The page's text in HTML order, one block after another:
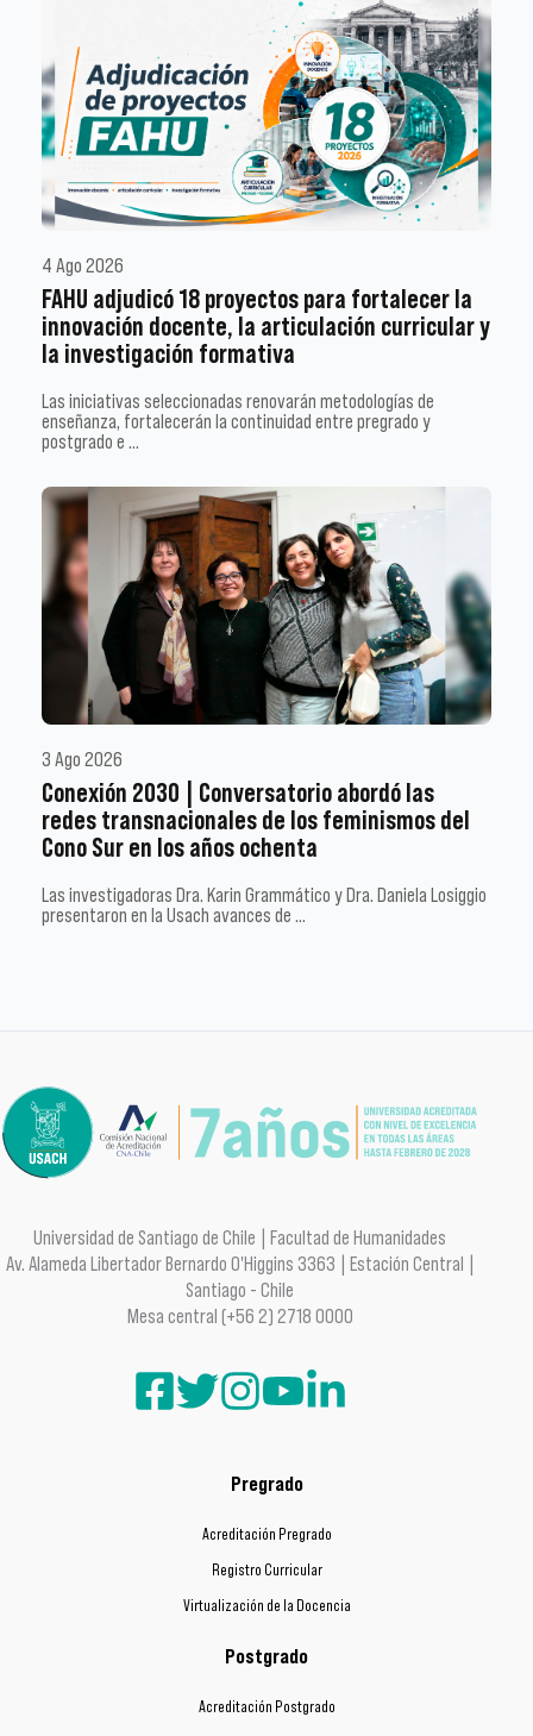
4 Ago 2026
FAHU adjudicó 18 proyectos para fortalecer la
innovación docente, la articulación curricular y
la investigación formativa
Las iniciativas seleccionadas renovarán metodologías de
enseñanza, fortalecerán la continuidad entre pregrado y
postgrado e …
3 Ago 2026
Conexión 2030 | Conversatorio abordó las
redes transnacionales de los feminismos del
Cono Sur en los años ochenta
Las investigadoras Dra. Karin Grammático y Dra. Daniela Losiggio
presentaron en la Usach avances de …
Universidad de Santiago de Chile | Facultad de Humanidades
Av. Alameda Libertador Bernardo O'Higgins 3363 | Estación Central |
Santiago - Chile
Mesa central (+56 2) 2718 0000
Pregrado
Acreditación Pregrado
Registro Curricular
Virtualización de la Docencia
Postgrado
Acreditación Postgrado